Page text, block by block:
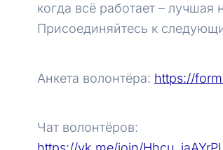
когда всё работает –
Присоединяйтесь к
Анкета волонтёра: https://
Чат волонтёров: